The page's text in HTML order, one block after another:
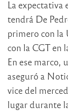
La expectativa
tendrá De
primero con la
con la CGT en
En ese marco,
aseguró a
vice del
lugar durante